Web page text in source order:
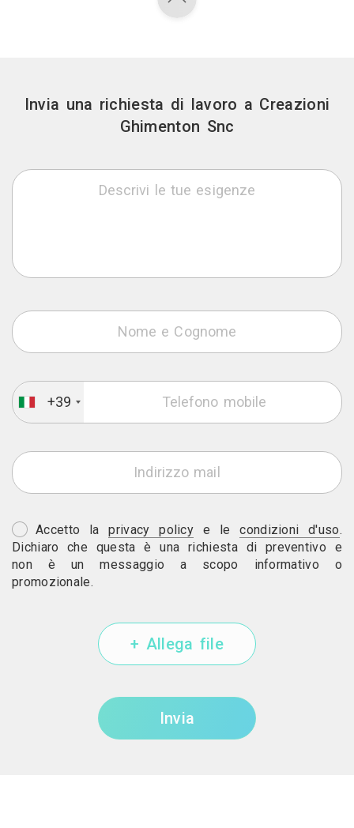
Invia una richiesta di lavoro a Creazioni
Ghimenton Snc
+39
Accetto laprivacy policy e lecondizioni d'uso.
Dichiaro che questa è una richiesta di preventivo e
non è un messaggio a scopo informativo o
promozionale.
+ Allega file
Invia